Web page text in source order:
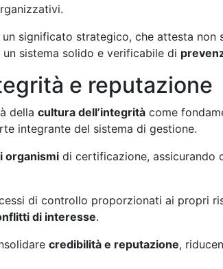
significato strategico, che attesta non
sistema solido e verificabile di
e reputazione
della cultura dell’integrità come
integrante del sistema di gestione.
organismi di certificazione, assicurando
di controllo proporzionati ai propri
di interesse.
credibilità e reputazione,